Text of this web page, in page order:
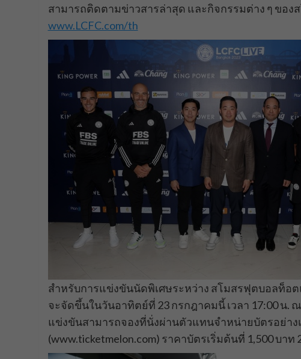
สามารถติดตามข่าวสารล่าสุด และกิจกรรมต่าง ๆ ของ
www.LCFC.com/th
สำหรับการแข่งขันนัดพิเศษระหว่าง สโมสรฟุตบอลท็อ
จะจัดขึ้นในวันอาทิตย์ที่ 23 กรกฎาคมนี้ เวลา 17:00 น.
แข่งขันสามารถจองที่นั่งผ่านตัวแทนจำหน่ายบัตรอย่าง
(www.ticketmelon.com) ราคาบัตรเริ่มต้นที่ 1,500 บาท